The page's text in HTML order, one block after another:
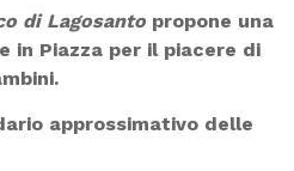
di Lagosanto propone una
in Piazza per il piacere di
approssimativo delle